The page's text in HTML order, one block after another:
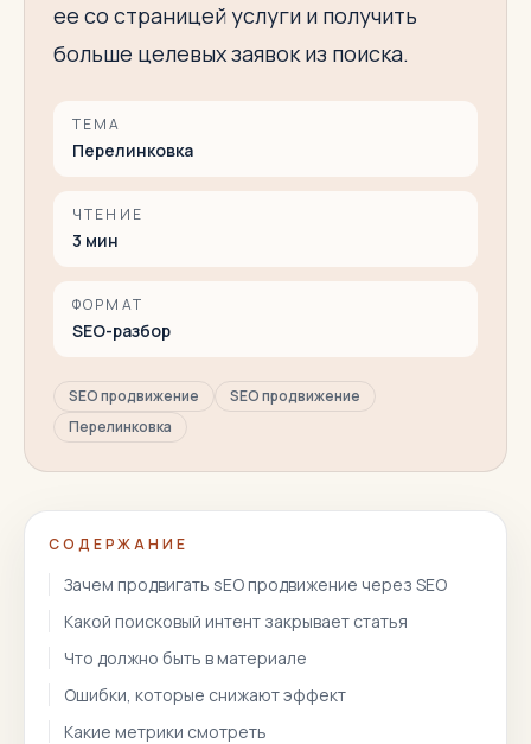
ее со страницей услуги и получить
больше целевых заявок из поиска.
ТЕМА
Перелинковка
ЧТЕНИЕ
3 мин
ФОРМАТ
SEO-разбор
SEO продвижение
SEO продвижение
Перелинковка
СОДЕРЖАНИЕ
Зачем продвигать sEO продвижение через SEO
Какой поисковый интент закрывает статья
Что должно быть в материале
Ошибки, которые снижают эффект
Какие метрики смотреть